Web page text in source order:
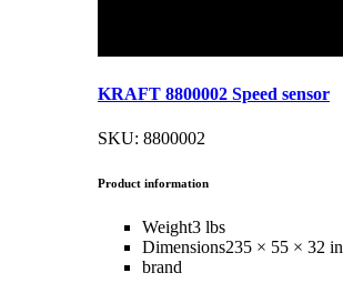
KRAFT 8800002 Speed sensor
SKU: 8800002
Product information
Weight3 lbs
Dimensions235 × 55 × 32 in
brand